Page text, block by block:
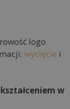
logo
wycięcie i
w